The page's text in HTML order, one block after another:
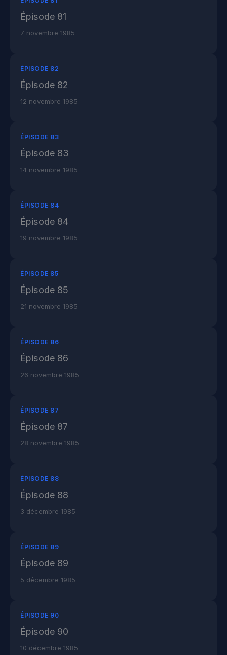
Épisode 81
7 novembre 1985
ÉPISODE 82
Épisode 82
12 novembre 1985
ÉPISODE 83
Épisode 83
14 novembre 1985
ÉPISODE 84
Épisode 84
19 novembre 1985
ÉPISODE 85
Épisode 85
21 novembre 1985
ÉPISODE 86
Épisode 86
26 novembre 1985
ÉPISODE 87
Épisode 87
28 novembre 1985
ÉPISODE 88
Épisode 88
3 décembre 1985
ÉPISODE 89
Épisode 89
5 décembre 1985
ÉPISODE 90
Épisode 90
10 décembre 1985